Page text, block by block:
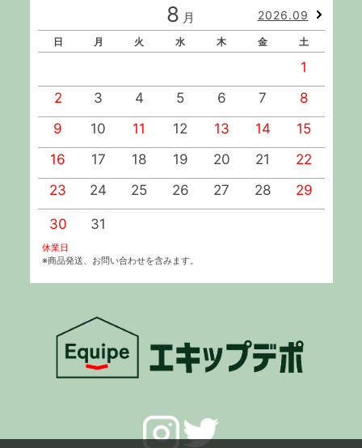
8 月 2026.09
日 月 火 水 木 金 土
1
2
3 4 5 6 7
8
9
10 11 12 13 14
15
16
17 18 19 20 21
22
23
24 25 26 27 28 29
30 31
休業日
※商品発送、お問い合わせを含みます。